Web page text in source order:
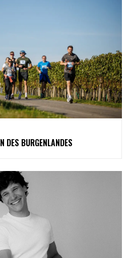
DES BURGENLANDES